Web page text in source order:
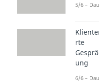
5/6 –
rte
ung
6/6 –